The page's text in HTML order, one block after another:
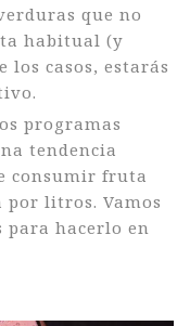
que no
habitual (y
los casos, estarás
programas
tendencia
consumir fruta
por litros. Vamos
para hacerlo en